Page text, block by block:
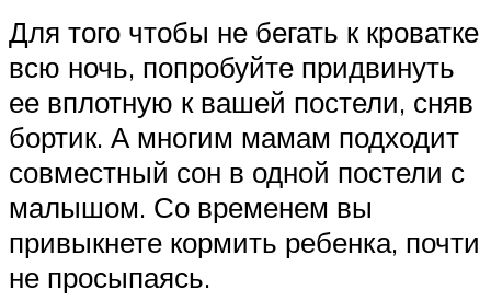
Для того чтобы не бегать к кроватке
всю ночь, попробуйте придвинуть
ее вплотную к вашей постели, сняв
бортик. А многим мамам подходит
совместный сон в одной постели с
малышом. Со временем вы
привыкнете кормить ребенка, почти
не просыпаясь.